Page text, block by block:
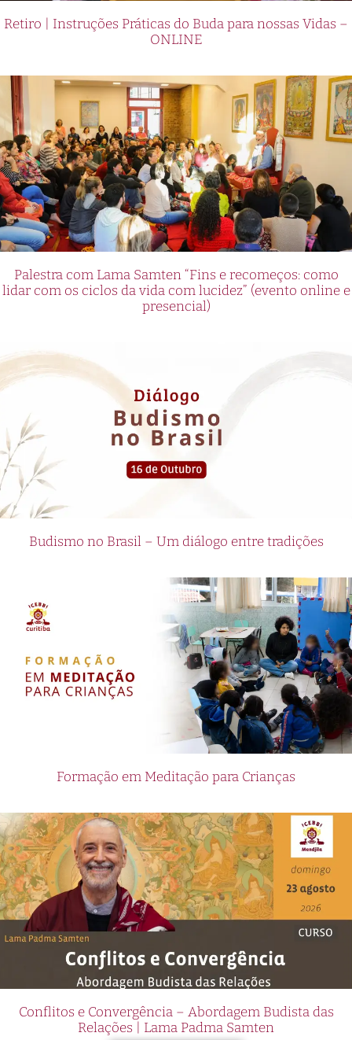
Retiro | Instruções Práticas do Buda para nossas Vidas –
ONLINE
Palestra com Lama Samten “Fins e recomeços: como
lidar com os ciclos da vida com lucidez” (evento online e
presencial)
Budismo no Brasil – Um diálogo entre tradições
Formação em Meditação para Crianças
Conflitos e Convergência – Abordagem Budista das
Relações | Lama Padma Samten